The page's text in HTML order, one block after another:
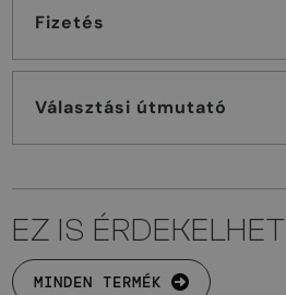
Fizetés
Választási útmutató
EZ IS ÉRDEKELHET
MINDEN TERMÉK